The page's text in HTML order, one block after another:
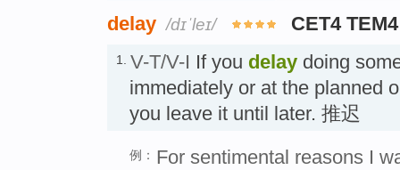
delay /dɪˈleɪ/ CET4 TEM4
1. V-T/V-I If you delay doing
immediately or at the planned
you leave it until later. 推迟
例： For sentimental reasons I